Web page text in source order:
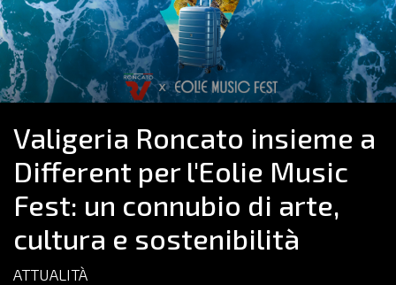
Valigeria Roncato insieme a
Different per l'Eolie Music
Fest: un connubio di arte,
cultura e sostenibilità
ATTUALITÀ